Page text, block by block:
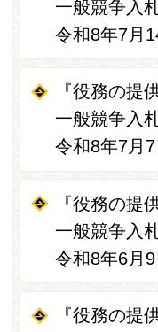
一般競争入
令和8年7月
『役務の提
一般競争入
令和8年7月7
『役務の提
一般競争入
令和8年6月9
『役務の提